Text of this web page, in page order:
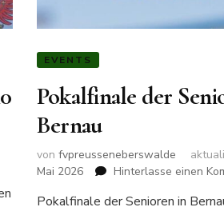
EVENTS
Pokalfinale der
Bernau
von fvpreusseneberswalde
Mai 2026
Hinterlasse einen
Pokalfinale der Senioren in